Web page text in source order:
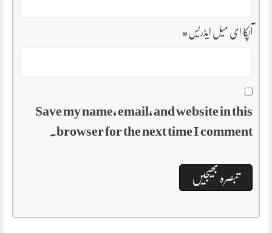
آپکا ای میل ایڈریس*
Save my name, email, and website in this
browser for the next time I comment.